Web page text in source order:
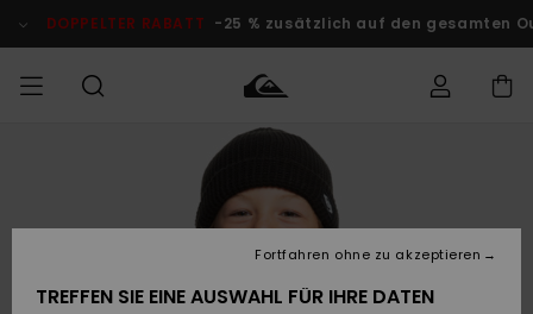
Produktinformation
DOPPELTER RABATT -25 % zusätzlich auf den gesamten
Kleidung
Accessoires
JUNGEN
Kleidung
Accessoires
FRAUEN
Shop
Brandneu
Surf Shop
Männer
Kinder
Snow Shop
Männer
Kinder
Outlet
Herren
KINDER
Auf meine
zugreifen
Versand
TREFFEN SIE EINE AUSWAHL FÜR IHRE DATEN
Fortfahren ohne zu akzeptieren